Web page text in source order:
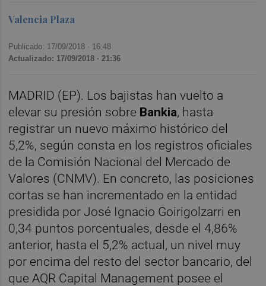
Valencia Plaza
Publicado: 17/09/2018 · 16:48
Actualizado: 17/09/2018 · 21:36
MADRID (EP). Los bajistas han vuelto a
elevar su presión sobre Bankia, hasta
registrar un nuevo máximo histórico del
5,2%, según consta en los registros oficiales
de la Comisión Nacional del Mercado de
Valores (CNMV). En concreto, las posiciones
cortas se han incrementado en la entidad
presidida por José Ignacio Goirigolzarri en
0,34 puntos porcentuales, desde el 4,86%
anterior, hasta el 5,2% actual, un nivel muy
por encima del resto del sector bancario, del
que AQR Capital Management posee el